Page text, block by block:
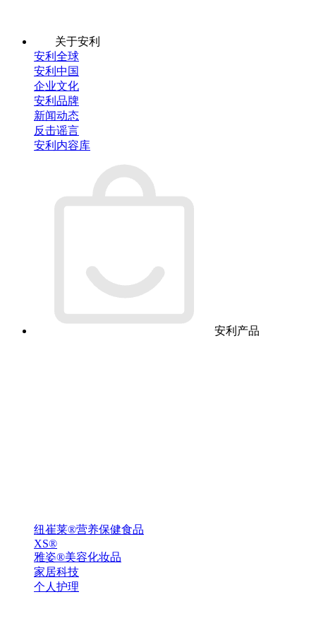
关于安利
安利全球
安利中国
企业文化
安利品牌
新闻动态
反击谣言
安利内容库
安利产品
纽崔莱®营养保健食品
XS®
雅姿®美容化妆品
家居科技
个人护理